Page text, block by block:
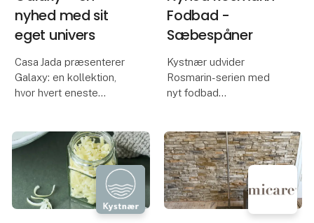
nyhed med sit
eget univers
Casa Jada præsenterer
Galaxy: en kollektion,
hvor hvert eneste
levende proces, der
aldrig gentager sig, men
altid overrasker. Ingen to
skåle er ens – hver har
sit e
Fodbad -
Sæbespåner
Kystnær udvider
Rosmarin-serien med
nyt fodbad
håndlavede
plejeprodukter med
inspiration fra livet ved
den danske kyst. Med
fokus på naturlige
råvarer, høj kvalitet og